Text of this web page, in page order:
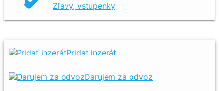
Zľavy, vstupenky
Pridať inzerát
Darujem za odvoz